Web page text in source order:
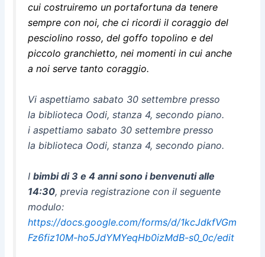
cui costruiremo un portafortuna da tenere
sempre con noi, che ci ricordi il coraggio del
pesciolino rosso, del goffo topolino e del
piccolo granchietto, nei momenti in cui anche
a noi serve tanto coraggio.
Vi aspettiamo sabato 30 settembre presso
la biblioteca Oodi, stanza 4, secondo piano.
i aspettiamo sabato 30 settembre presso
la biblioteca Oodi, stanza 4, secondo piano.
Ibimbi di 3 e 4 anni sono i benvenuti alle
14:30, previa registrazione con il seguente
modulo:
https://docs.google.com/forms/d/1kcJdkfVGm
Fz6fiz10M-ho5JdYMYeqHb0izMdB-s0_0c/edit